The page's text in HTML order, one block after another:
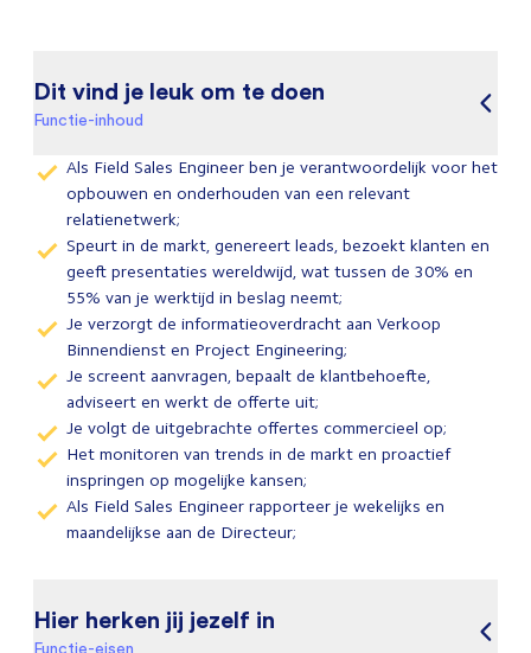
Dit vind je leuk om te doen
Functie-inhoud
Als Field Sales Engineer ben je verantwoordelijk voor het
opbouwen en onderhouden van een relevant
relatienetwerk;
Speurt in de markt, genereert leads, bezoekt klanten en
geeft presentaties wereldwijd, wat tussen de 30% en
55% van je werktijd in beslag neemt;
Je verzorgt de informatieoverdracht aan Verkoop
Binnendienst en Project Engineering;
Je screent aanvragen, bepaalt de klantbehoefte,
adviseert en werkt de offerte uit;
Je volgt de uitgebrachte offertes commercieel op;
Het monitoren van trends in de markt en proactief
inspringen op mogelijke kansen;
Als Field Sales Engineer rapporteer je wekelijks en
maandelijkse aan de Directeur;
Hier herken jij jezelf in
Functie-eisen